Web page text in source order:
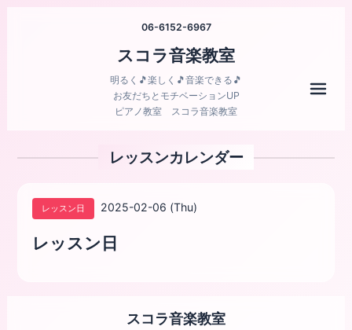
06-6152-6967
スコラ音楽教室
明るく🎵楽しく🎵音楽できる🎵
お友だちとモチベーションUP
ピアノ教室 スコラ音楽教室
レッスンカレンダー
レッスン日 2025-02-06 (Thu)
レッスン日
スコラ音楽教室